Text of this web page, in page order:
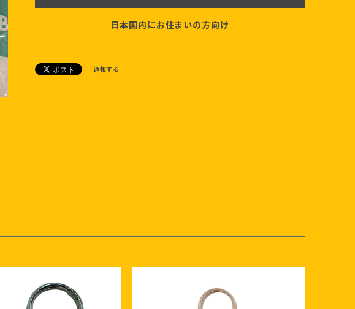
日本国内にお住まいの方向け
通報する